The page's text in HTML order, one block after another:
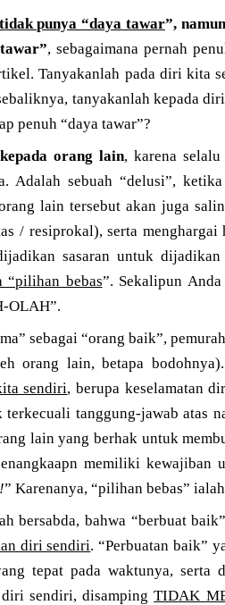
punya “daya tawar”,
, sebagaimana pernah
Tanyakanlah pada diri kita
tanyakanlah kepada
penuh “daya tawar”?
orang lain, karena
Adalah sebuah “delusi”,
lain tersebut akan juga
/ resiprokal), serta
sasaran untuk dijadikan
“pilihan bebas”. Sekalipun
OLAH”.
sebagai “orang baik”,
orang lain, betapa
sendiri, berupa keselamatan
tanggung-jawab atas
lain yang berhak untuk
memiliki kewajiban
!” Karenanya, “pilihan bebas”
bersabda, bahwa “berbuat
diri sendiri. “Perbuatan baik”
tepat pada waktunya, serta
diri sendiri, disampingTIDAK